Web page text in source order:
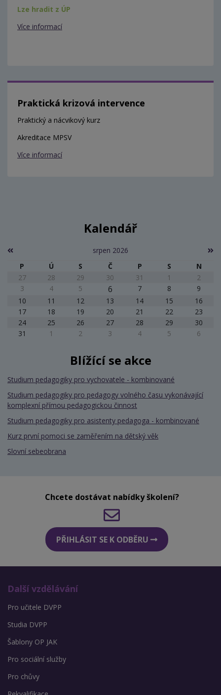
Lze hradit z ÚP
Více informací
Praktická krizová intervence
Praktický a nácvikový kurz
Akreditace MPSV
Více informací
Kalendář
srpen 2026
P
Ú S Č P S
N
27
28 29 30 31 1
2
3
4 5 6 7 8
9
10
11 12 13 14 15
16
17
18 19 20 21 22
23
24
25 26 27 28 29
30
31
1 2 3 4 5 6
Blížící se akce
Studium pedagogiky pro vychovatele - kombinované
Studium pedagogiky pro pedagogy volného času vykonávající
komplexní přímou pedagogickou činnost
Studium pedagogiky pro asistenty pedagoga - kombinované
Kurz první pomoci se zaměřením na dětský věk
Slovní sebeobrana
Chcete dostávat nabídky školení?
PŘIHLÁSIT SE K ODBĚRU
Další vzdělávání
Pro učitele DVPP
Studia DVPP
Šablony OP JAK
Pro sociální služby
Pro chůvy